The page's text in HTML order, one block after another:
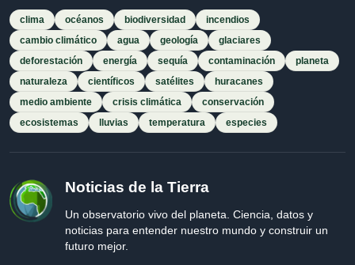
clima océanos biodiversidad
incendios
cambio climático
agua geología
glaciares
deforestación
energía sequía contaminación
planeta
naturaleza
científicos satélites
huracanes
medio ambiente
crisis climática
conservación
ecosistemas
lluvias temperatura especies
Noticias de la Tierra
Un observatorio vivo del planeta. Ciencia, datos y
noticias para entender nuestro mundo y construir un
futuro mejor.